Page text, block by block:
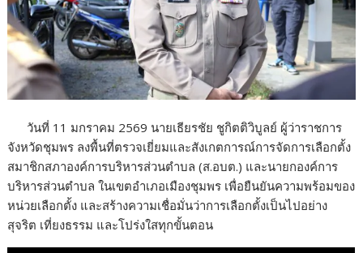
วันที่ 11 มกราคม 2569 นายเธียรชัย ชูกิตติวิบูลย์ ผู้ว่าราชการ
จังหวัดชุมพร ลงพื้นที่ตรวจเยี่ยมและสังเกตการณ์การจัดการเลือกตั้ง
สมาชิกสภาองค์การบริหารส่วนตำบล (ส.อบต.) และนายกองค์การ
บริหารส่วนตำบล ในเขตอำเภอเมืองชุมพร เพื่อยืนยันความพร้อมของ
หน่วยเลือกตั้ง และสร้างความเชื่อมั่นว่าการเลือกตั้งเป็นไปอย่าง
สุจริต เที่ยงธรรม และโปร่งใสทุกขั้นตอน